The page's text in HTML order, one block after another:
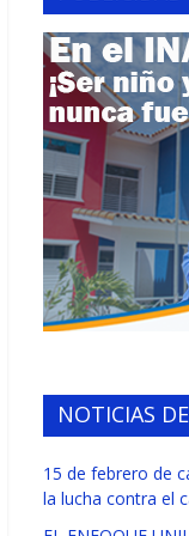
NOTICIAS
15 de febrero de
la lucha contra el